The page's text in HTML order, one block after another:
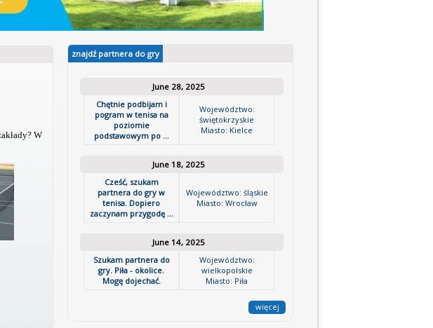
W
znajdź partnera do gry
June 28, 2025
Chętnie podbijam i
pogram w tenisa na
poziomie
podstawowym po ...
Województwo:
świętokrzyskie
Miasto: Kielce
June 18, 2025
Cześć, szukam
partnera do gry w
tenisa. Dopiero
zaczynam przygodę ...
Województwo: śląskie
Miasto: Wrocław
June 14, 2025
Szukam partnera do
gry. Piła - okolice.
Mogę dojechać.
Województwo:
wielkopolskie
Miasto: Piła
więcej